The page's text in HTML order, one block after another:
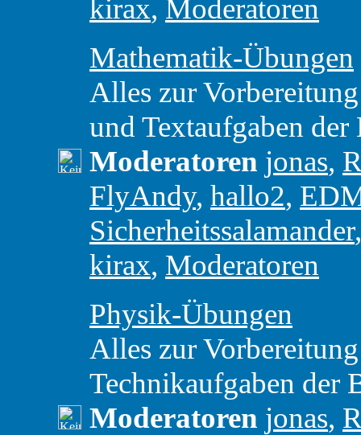
kirax, Moderatoren
Mathematik-Übungen
Alles zur
und Textaufgaben der
Moderatoren jonas,
FlyAndy, hallo2,
Sicherheitssalamander
kirax, Moderatoren
Physik-Übungen
Alles zur
Technikaufgaben der
Moderatoren jonas,